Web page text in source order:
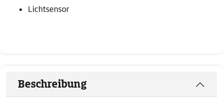
Lichtsensor
Beschreibung